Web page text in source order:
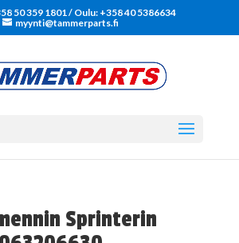
50 359 1801‬ / Oulu: +358 40 5386634
myynti@tammerparts.fi
Sprinterin